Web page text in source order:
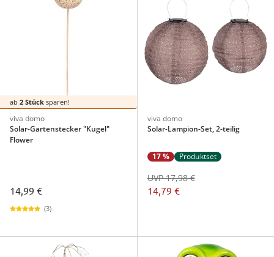
ab 2 Stück sparen!
viva domo
Solar-Gartenstecker "Kugel"
Flower
14,99 €
(3)
viva domo
Solar-Lampion-Set, 2-teilig
17 % Produktset
14,79 €
UVP 17,98 €